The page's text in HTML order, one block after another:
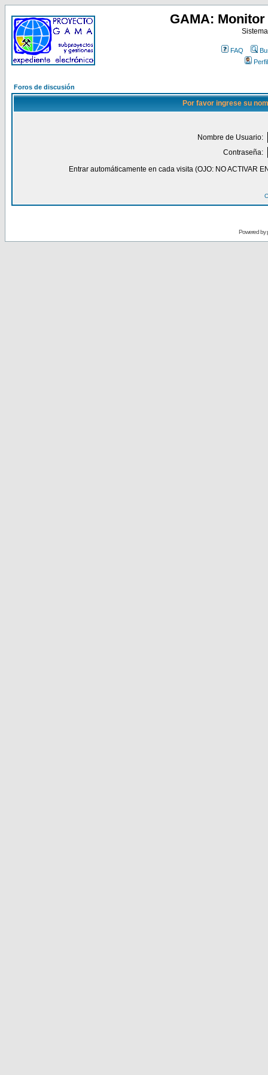
GAMA:
FAQ
Perfil
Foros de discusión
Por favor ingrese su
Nombre de Usuario:
Contraseña:
Entrar automáticamente en cada visita (OJO: NO ACTIVAR
Powered by